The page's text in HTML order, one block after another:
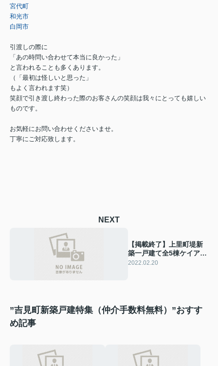
宮代町
和光市
白岡市
引渡しの際に
「あの時問い合わせて本当に良かった」
と言われることも多くあります。
（「最初は怪しいと思った」
もよく言われます笑）
笑顔で引き渡し終わった際のお客さんの笑顔は我々にとっても嬉しい
ものです。
お気軽にお問い合わせくださいませ。
丁寧にご対応致します。
NEXT
【掲載終了】上里町堤新
築一戸建て全5棟ケイアイ
FIT
2022.02.20
”吉見町新築戸建特集（仲介手数料無料）”おすす
め記事